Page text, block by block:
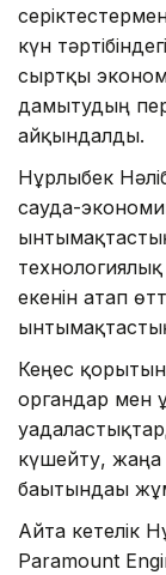
күн
сыртқы
дамытудың
айқындалды.
Нұрлыбек
сауда-
екенін атап
Кеңес
органдар мен
күшейту,
бағытындағы
Айта кетелік
Paramount